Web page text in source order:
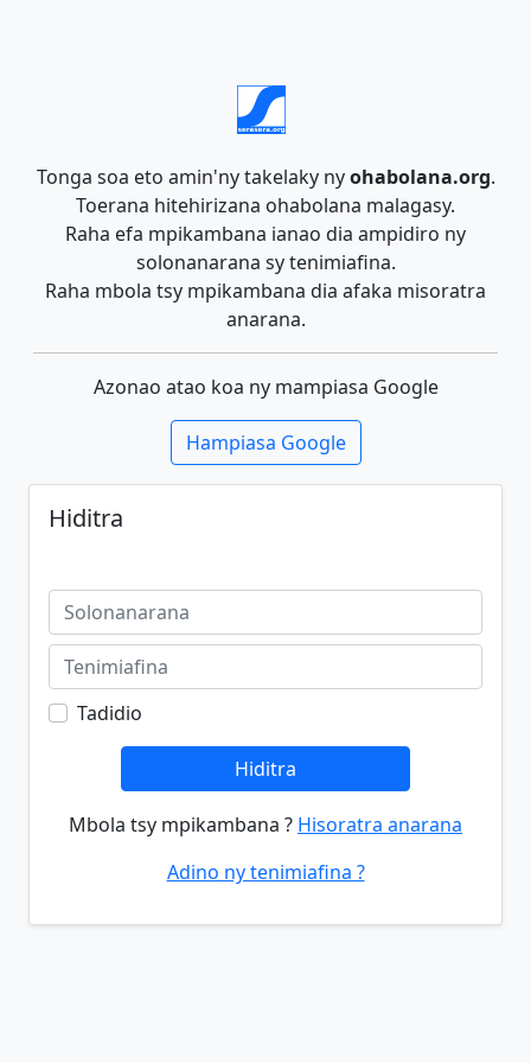
Tonga soa eto amin'ny takelaky nyohabolana.org.
Toerana hitehirizana ohabolana malagasy.
Raha efa mpikambana ianao dia ampidiro ny
solonanarana sy tenimiafina.
Raha mbola tsy mpikambana dia afaka misoratra
anarana.
Azonao atao koa ny mampiasa Google
Hampiasa Google
Hiditra
Tadidio
Hiditra
Mbola tsy mpikambana ? Hisoratra anarana
Adino ny tenimiafina ?